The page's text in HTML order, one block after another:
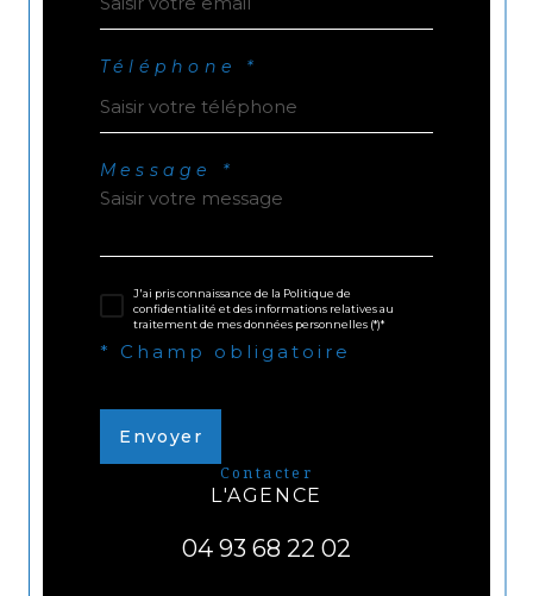
Téléphone *
Message *
J'ai pris connaissance de la Politique de
confidentialité et des informations relatives au
traitement de mes données personnelles (*)*
* Champ obligatoire
Envoyer
contacter
L'AGENCE
04 93 68 22 02